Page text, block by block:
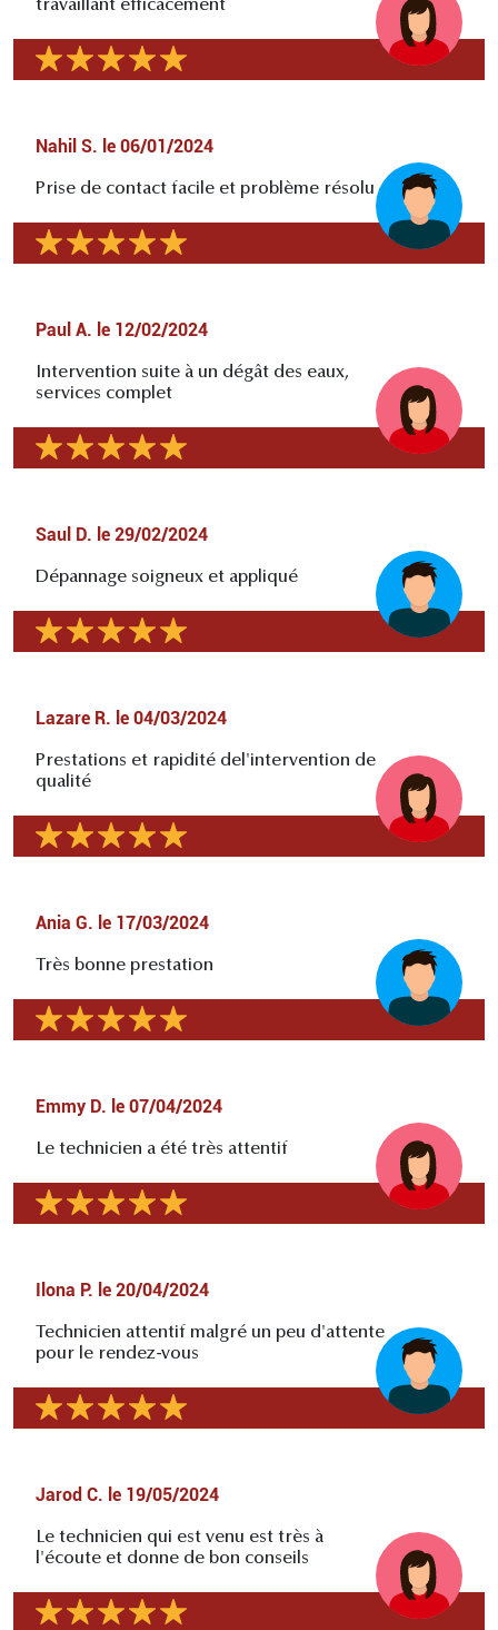
travaillant efficacement
Nahil S. le 06/01/2024
Prise de contact facile et problème résolu
Paul A. le 12/02/2024
Intervention suite à un dégât des eaux,
services complet
Saul D. le 29/02/2024
Dépannage soigneux et appliqué
Lazare R. le 04/03/2024
Prestations et rapidité del'intervention de
qualité
Ania G. le 17/03/2024
Très bonne prestation
Emmy D. le 07/04/2024
Le technicien a été très attentif
Ilona P. le 20/04/2024
Technicien attentif malgré un peu d'attente
pour le rendez-vous
Jarod C. le 19/05/2024
Le technicien qui est venu est très à
l'écoute et donne de bon conseils